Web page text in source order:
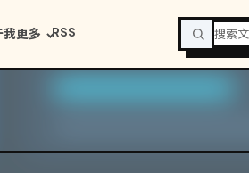
我更多 RSS